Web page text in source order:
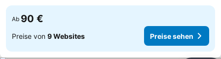
Ab 90 €
Preise von 9 Websites Preise sehen